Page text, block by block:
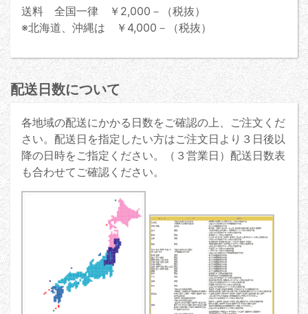
送料 全国一律 ￥2,000－（税抜）
※北海道、沖縄は ￥4,000－（税抜）
配送日数について
各地域の配送にかかる日数をご確認の上、ご注文くだ
さい。配送日を指定したい方はご注文日より３日後以
降の日時をご指定ください。（３営業日）配送日数表
も合わせてご確認ください。